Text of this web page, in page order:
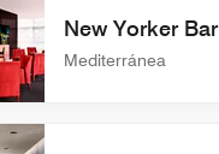
New Yorker Bar
Mediterránea
New Yorker Bar